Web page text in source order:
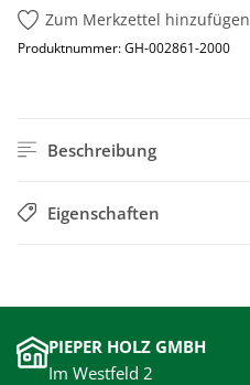
Zum Merkzettel hinzufügen
Produktnummer:GH-002861-2000
Beschreibung
Eigenschaften
PIEPER HOLZ GMBH
Im Westfeld 2